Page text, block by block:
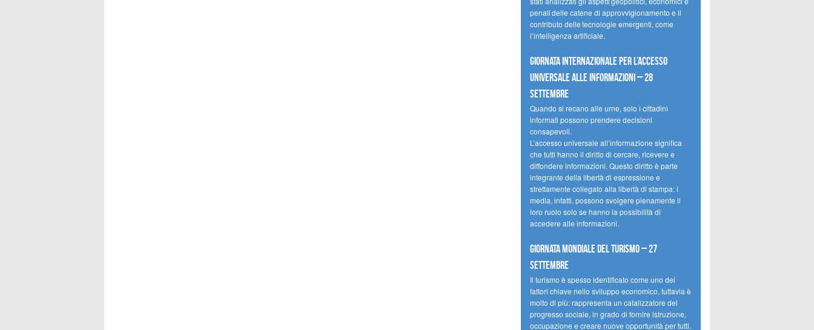
penali delle catene di approvvigionamento e il
contributo delle tecnologie emergenti, come
l’intelligenza artificiale.
Giornata internazionale per l’accesso
universale alle informazioni – 28
settembre
Quando si recano alle urne, solo i cittadini
informati possono prendere decisioni
consapevoli.
L’accesso universale all’informazione significa
che tutti hanno il diritto di cercare, ricevere e
diffondere informazioni. Questo diritto è parte
integrante della libertà di espressione e
strettamente collegato alla libertà di stampa: i
media, infatti, possono svolgere pienamente il
loro ruolo solo se hanno la possibilità di
accedere alle informazioni.
Giornata mondiale del turismo – 27
settembre
Il turismo è spesso identificato come uno dei
fattori chiave nello sviluppo economico, tuttavia è
molto di più: rappresenta un catalizzatore del
progresso sociale, in grado di fornire istruzione,
occupazione e creare nuove opportunità per tutti.